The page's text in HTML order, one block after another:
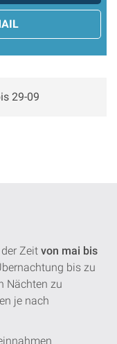
29-09
Zeit von mai bis
bis zu
Nächten zu
je nach